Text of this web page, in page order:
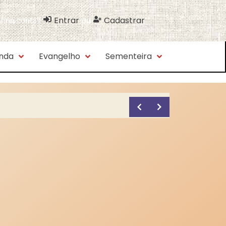
conta? Entrar ou Cadastrar
Evangelho Sementeira